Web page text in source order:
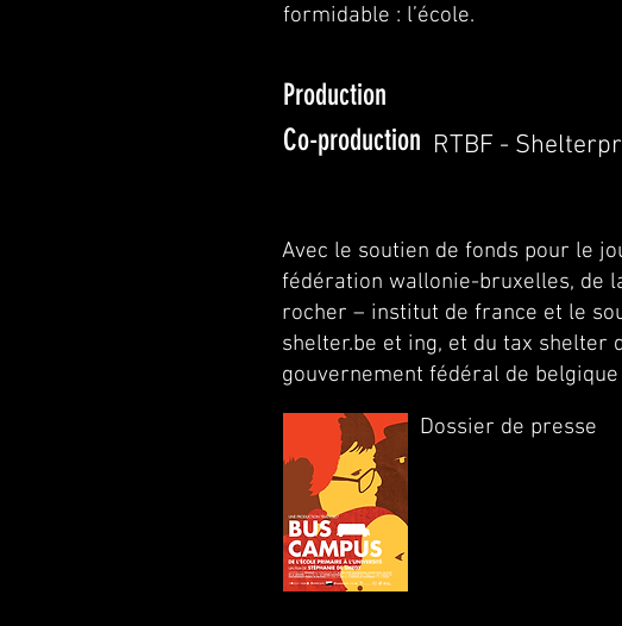
formidable : l’école.
Production
Co-production RTBF -
Avec le soutien de fonds pour le
fédération wallonie-bruxelles, de
rocher – institut de france et le
shelter.be et ing, et du tax shelter
gouvernement fédéral de belgique
Dossier de presse